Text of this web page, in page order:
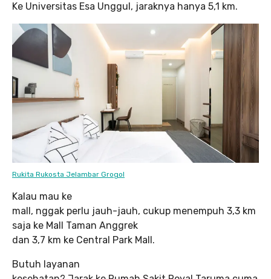
Ke Universitas Esa Unggul, jaraknya hanya 5,1 km.
Rukita Rukosta Jelambar Grogol
Kalau mau ke
mall, nggak perlu jauh-jauh, cukup menempuh 3,3 km
saja ke Mall Taman Anggrek
dan 3,7 km ke Central Park Mall.
Butuh layanan